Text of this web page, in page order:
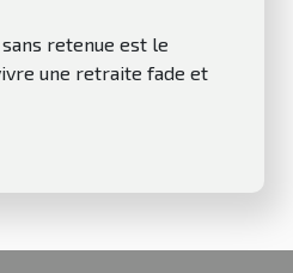
retenue est le
une retraite fade et